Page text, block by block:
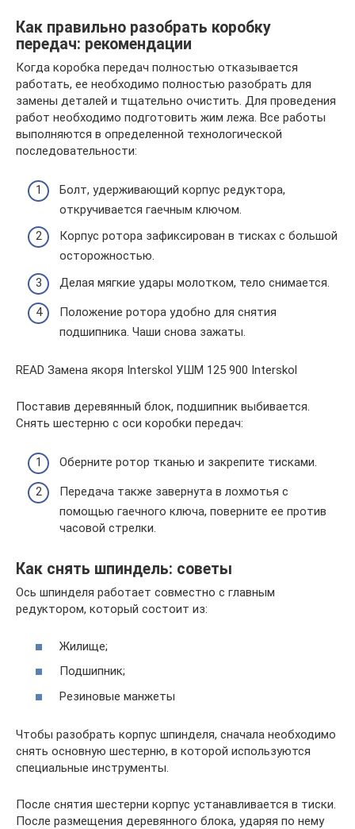
Как правильно разобрать коробку
передач: рекомендации
Когда коробка передач полностью отказывается
работать, ее необходимо полностью разобрать для
замены деталей и тщательно очистить. Для проведения
работ необходимо подготовить жим лежа. Все работы
выполняются в определенной технологической
последовательности:
Болт, удерживающий корпус редуктора,
откручивается гаечным ключом.
Корпус ротора зафиксирован в тисках с большой
осторожностью.
Делая мягкие удары молотком, тело снимается.
Положение ротора удобно для снятия
подшипника. Чаши снова зажаты.
READ Замена якоря Interskol УШМ 125 900 Interskol
Поставив деревянный блок, подшипник выбивается.
Снять шестерню с оси коробки передач:
Оберните ротор тканью и закрепите тисками.
Передача также завернута в лохмотья с
помощью гаечного ключа, поверните ее против
часовой стрелки.
Как снять шпиндель: советы
Ось шпинделя работает совместно с главным
редуктором, который состоит из:
Жилище;
Подшипник;
Резиновые манжеты
Чтобы разобрать корпус шпинделя, сначала необходимо
снять основную шестерню, в которой используются
специальные инструменты.
После снятия шестерни корпус устанавливается в тиски.
После размещения деревянного блока, ударяя по нему